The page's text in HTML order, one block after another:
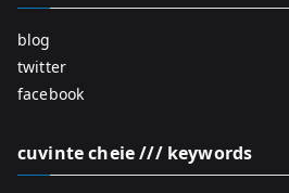
blog
twitter
facebook
cuvinte cheie /// keywords